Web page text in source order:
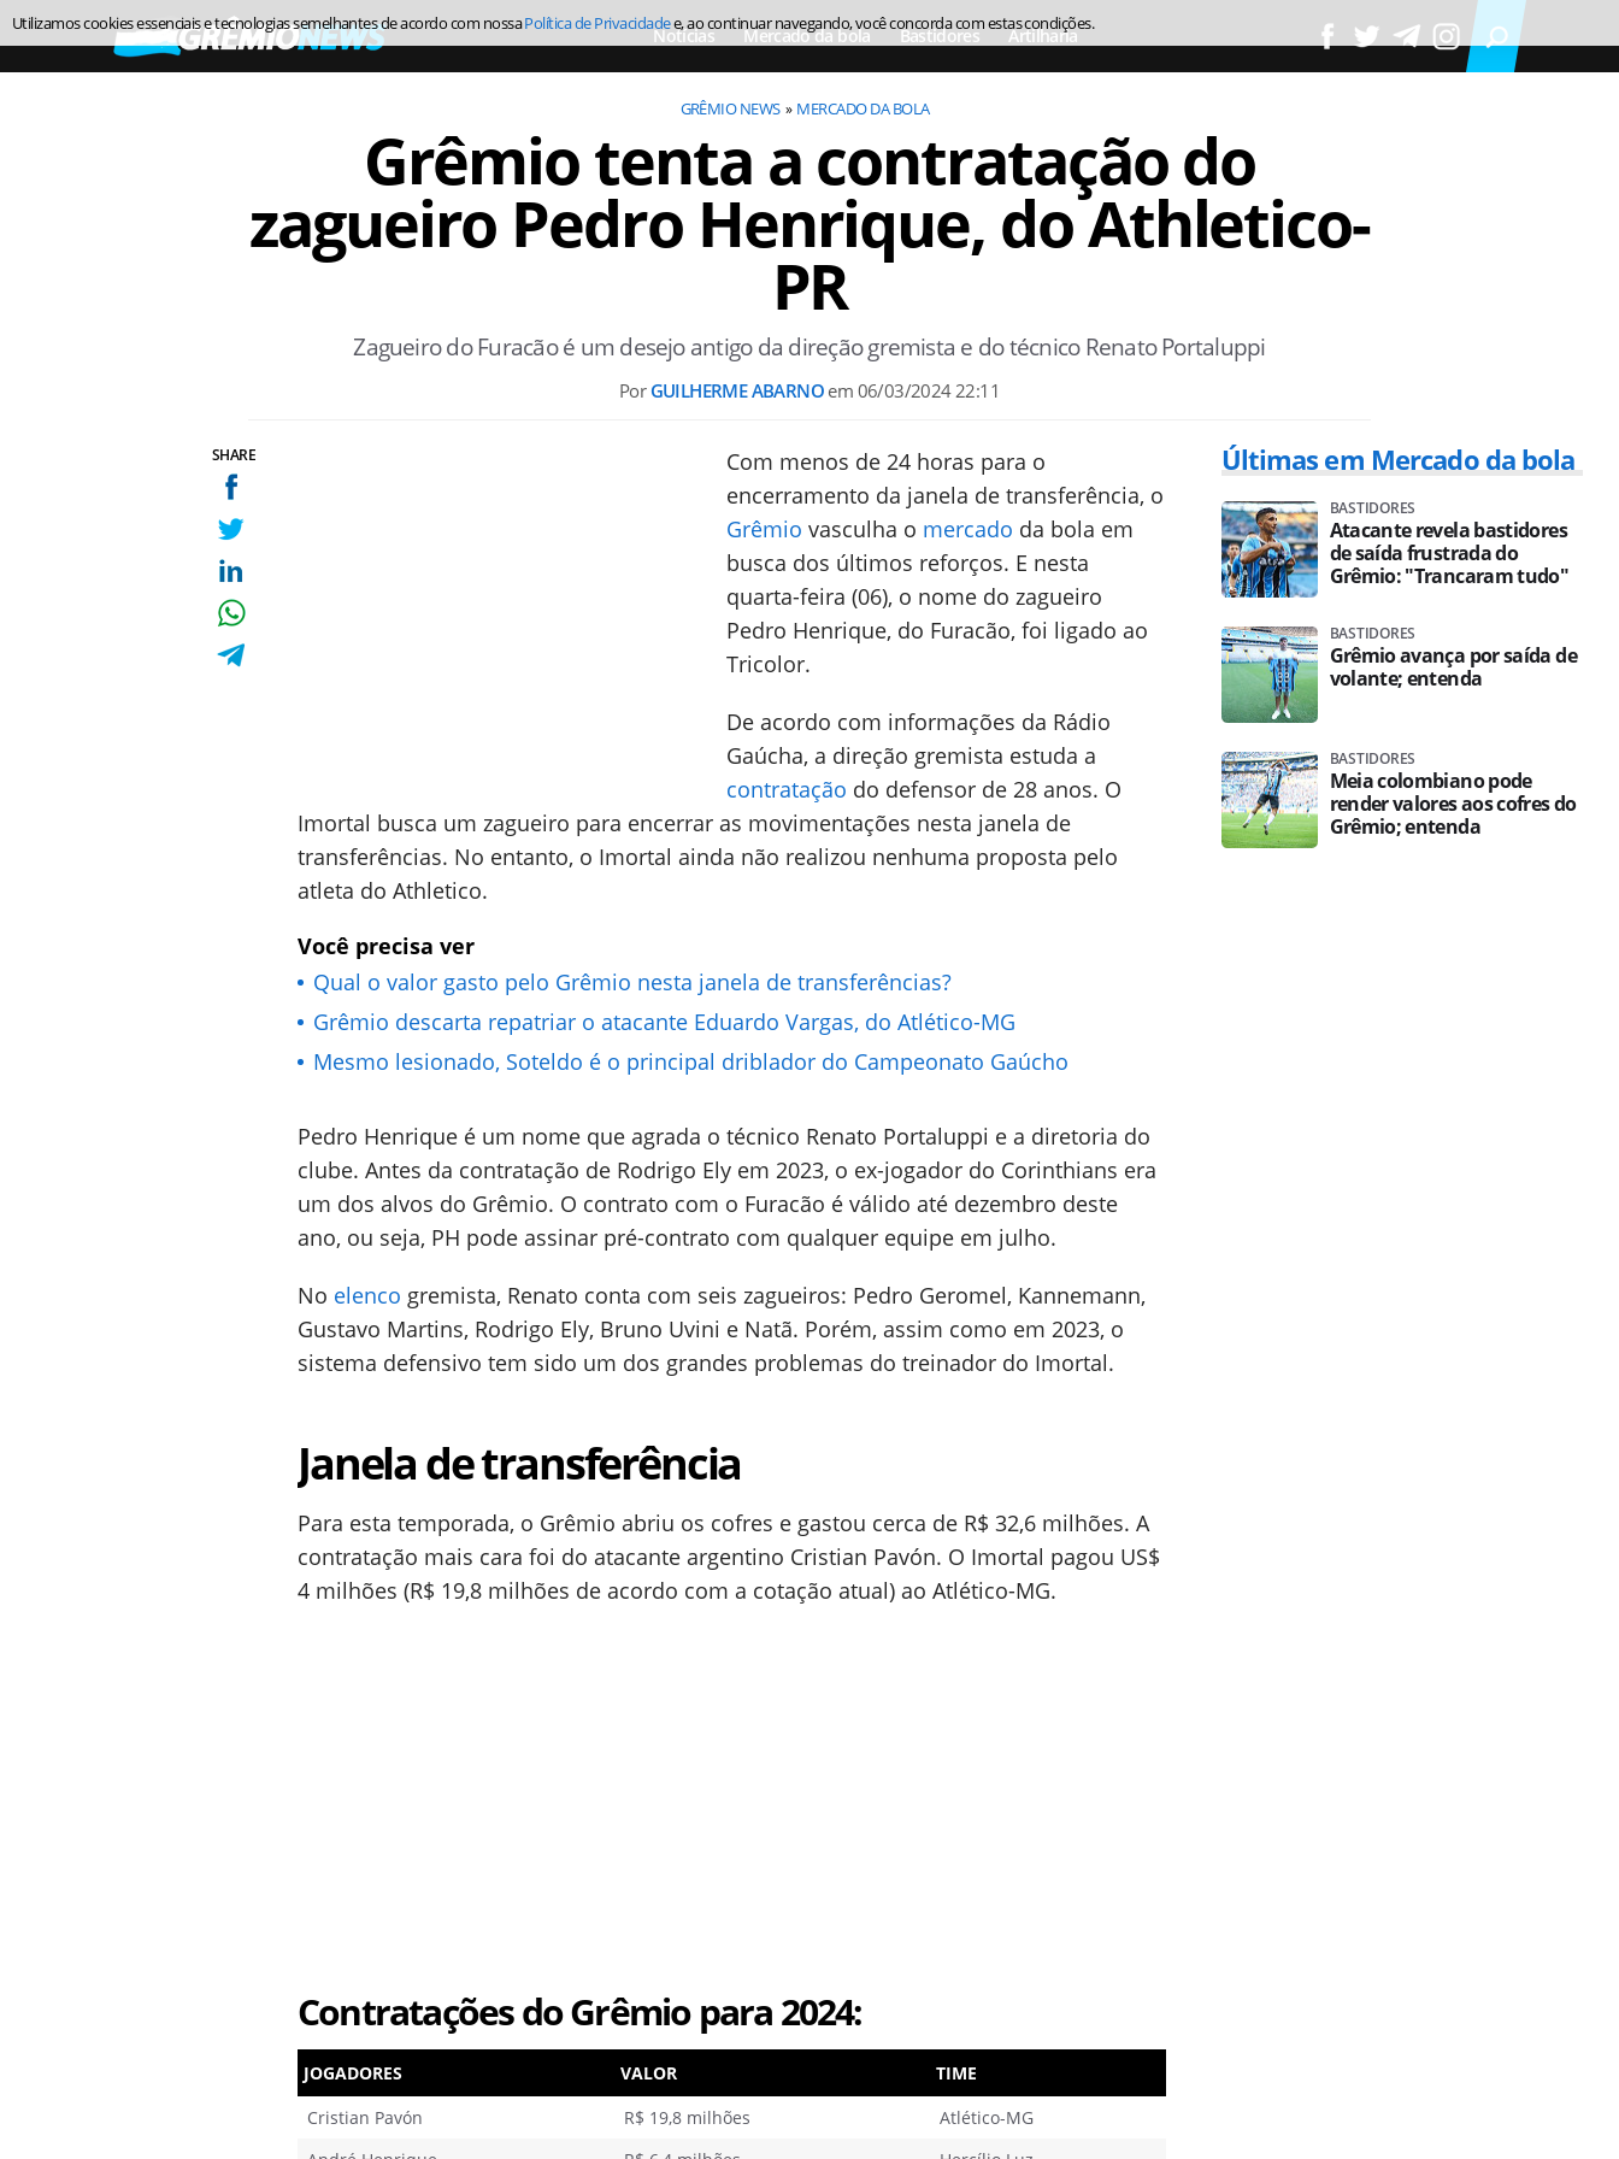
Notícias Mercado da bola Bastidores Artilharia
GRÊMIO NEWS MERCADO DA BOLA
Grêmio tenta a contratação do
zagueiro Pedro Henrique, do Athletico-
PR
Zagueiro do Furacão é um desejo antigo da direção gremista e do técnico Renato Portaluppi
Por GUILHERME ABARNOem 06/03/2024 22:11
SHARE
Com menos de 24 horas para o
encerramento da janela de transferência, o
Grêmio vasculha o mercado da bola em
busca dos últimos reforços. E nesta
quarta-feira (06), o nome do zagueiro
Pedro Henrique, do Furacão, foi ligado ao
Tricolor.
De acordo com informações da Rádio
Gaúcha, a direção gremista estuda a
contratação do defensor de 28 anos. O
Imortal busca um zagueiro para encerrar as movimentações nesta janela de
transferências. No entanto, o Imortal ainda não realizou nenhuma proposta pelo
atleta do Athletico.
Você precisa ver
Qual o valor gasto pelo Grêmio nesta janela de transferências?
Grêmio descarta repatriar o atacante Eduardo Vargas, do Atlético-MG
Mesmo lesionado, Soteldo é o principal driblador do Campeonato Gaúcho
Pedro Henrique é um nome que agrada o técnico Renato Portaluppi e a diretoria do
clube. Antes da contratação de Rodrigo Ely em 2023, o ex-jogador do Corinthians era
um dos alvos do Grêmio. O contrato com o Furacão é válido até dezembro deste
ano, ou seja, PH pode assinar pré-contrato com qualquer equipe em julho.
No elenco gremista, Renato conta com seis zagueiros: Pedro Geromel, Kannemann,
Gustavo Martins, Rodrigo Ely, Bruno Uvini e Natã. Porém, assim como em 2023, o
sistema defensivo tem sido um dos grandes problemas do treinador do Imortal.
Janela de transferência
Para esta temporada, o Grêmio abriu os cofres e gastou cerca de R$ 32,6 milhões. A
contratação mais cara foi do atacante argentino Cristian Pavón. O Imortal pagou US$
4 milhões (R$ 19,8 milhões de acordo com a cotação atual) ao Atlético-MG.
Contratações do Grêmio para 2024:
JOGADORES VALOR
TIME
Cristian Pavón
R$ 19,8 milhões
Atlético-MG
Últimas em Mercado da bola
BASTIDORES
Atacante revela bastidores
de saída frustrada do
Grêmio: "Trancaram tudo"
BASTIDORES
Grêmio avança por saída de
volante; entenda
BASTIDORES
Meia colombiano pode
render valores aos cofres do
Grêmio; entenda
Utilizamos cookies essenciais e tecnologias semelhantes de acordo com nossaPolítica de Privacidadee, ao continuar navegando, você concorda com estas condições.